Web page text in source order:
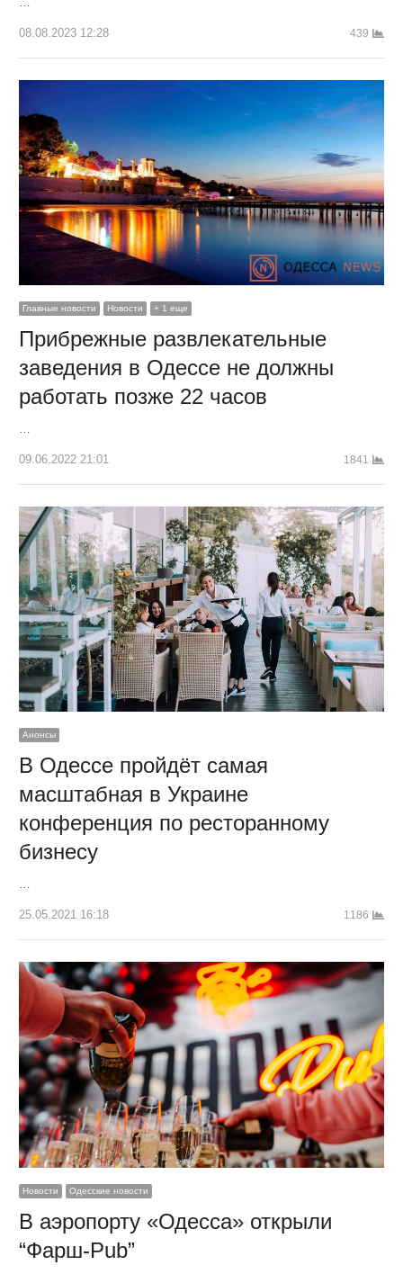
08.08.2023 12:28 439
Главные новости Новости + 1 еще
Прибрежные развлекательные
заведения в Одессе не должны
работать позже 22 часов
…
09.06.2022 21:01 1841
Анонсы
В Одессе пройдёт самая
масштабная в Украине
конференция по ресторанному
бизнесу
…
25.05.2021 16:18 1186
Новости Одесские новости
В аэропорту «Одесса» открыли
“Фарш-Pub”